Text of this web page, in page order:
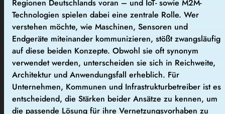
Regionen Deutschlands voran – und IoT- sowie M2M-
Technologien spielen dabei eine zentrale Rolle. Wer
verstehen möchte, wie Maschinen, Sensoren und
Endgeräte miteinander kommunizieren, stößt zwangsläufig
auf diese beiden Konzepte. Obwohl sie oft synonym
verwendet werden, unterscheiden sie sich in Reichweite,
Architektur und Anwendungsfall erheblich. Für
Unternehmen, Kommunen und Infrastrukturbetreiber ist es
entscheidend, die Stärken beider Ansätze zu kennen, um
die passende Lösung für ihre Vernetzungsvorhaben zu